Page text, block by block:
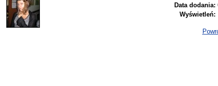
Data dodania:
Wyświetleń: